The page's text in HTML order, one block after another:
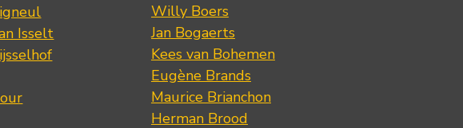
Isselt
Willy Boers
Jan Bogaerts
Kees van Bohemen
Eugène Brands
Maurice Brianchon
Herman Brood